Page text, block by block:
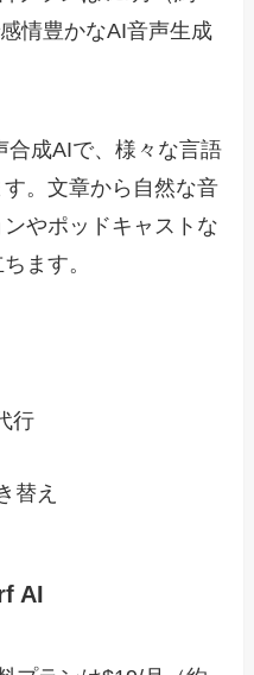
情豊かなAI音声生成
合成AIで、様々な言語
。文章から自然な音
やポッドキャストな
ます。
行
替え
AI